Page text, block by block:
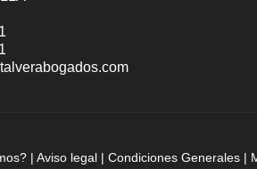
| Aviso legal | Condiciones Generales |